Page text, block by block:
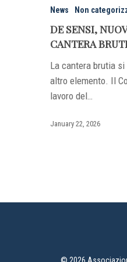
News Non
DE SENSI,
CANTERA
La cantera brutia
altro elemento. Il
lavoro del…
January 22, 2026